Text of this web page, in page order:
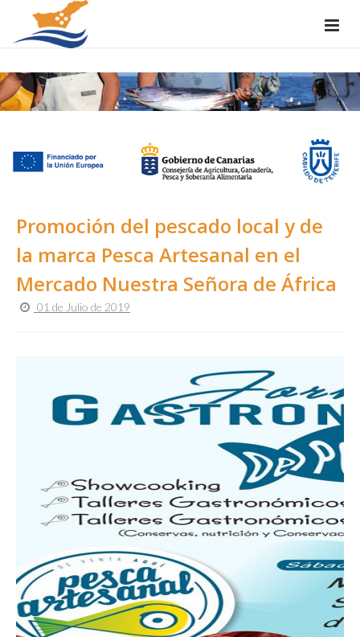
Promoción del pescado local y de
la marca Pesca Artesanal en el
Mercado Nuestra Señora de África
01 de Julio de 2019